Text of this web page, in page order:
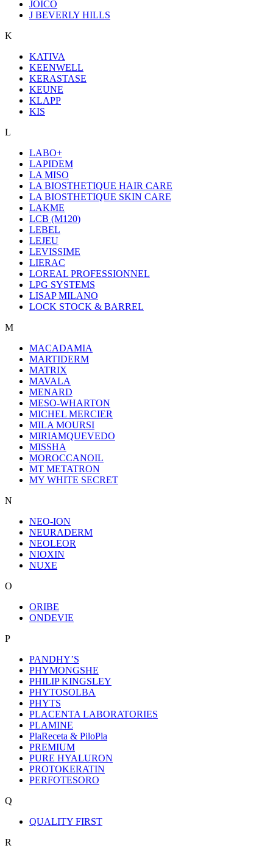
JOICO
J BEVERLY HILLS
K
KATIVA
KEENWELL
KERASTASE
KEUNE
KLAPP
KIS
L
LABO+
LAPIDEM
LA MISO
LA BIOSTHETIQUE HAIR CARE
LA BIOSTHETIQUE SKIN CARE
LAKME
LCB (M120)
LEBEL
LEJEU
LEVISSIME
LIERAC
LOREAL PROFESSIONNEL
LPG SYSTEMS
LISAP MILANO
LOCK STOCK & BARREL
M
MACADAMIA
MARTIDERM
MATRIX
MAVALA
MENARD
MESO-WHARTON
MICHEL MERCIER
MILA MOURSI
MIRIAMQUEVEDO
MISSHA
MOROCCANOIL
MT METATRON
MY WHITE SECRET
N
NEO-ION
NEURADERM
NEOLEOR
NIOXIN
NUXE
O
ORIBE
ONDEVIE
P
PANDHY’S
PHYMONGSHE
PHILIP KINGSLEY
PHYTOSOLBA
PHYTS
PLACENTA LABORATORIES
PLAMINE
PlaReceta & PiloPla
PREMIUM
PURE HYALURON
PROTOKERATIN
PERFOTESORO
Q
QUALITY FIRST
R